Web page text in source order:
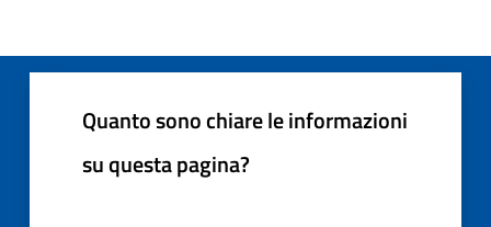
Quanto sono chiare le informazioni
su questa pagina?